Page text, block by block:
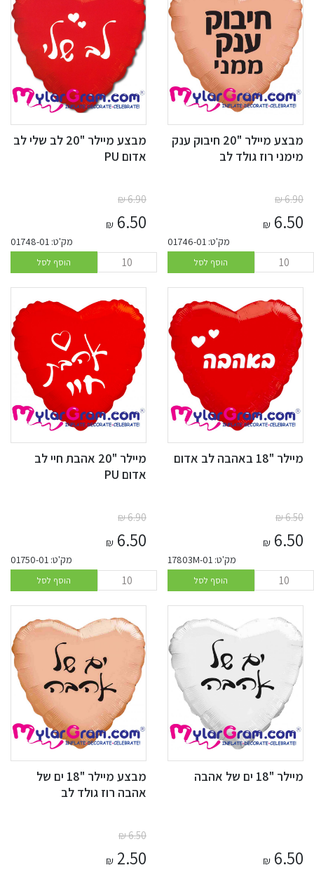
מבצע מיילר "20 חיבוק ענק
מימני רוז גולד לב
6.90
₪
6.50
₪
מק'ט: 01746-01
הוסף לסל
מבצע מיילר "20 לב שלי לב
אדום PU
6.90
₪
6.50
₪
מק'ט: 01748-01
הוסף לסל
מיילר "18 באהבה לב אדום
6.50
₪
6.50
₪
מק'ט: 17803M-01
הוסף לסל
מיילר "20 אהבת חיי לב
אדום PU
6.90
₪
6.50
₪
מק'ט: 01750-01
הוסף לסל
מיילר "18 ים של אהבה
6.50
₪
מבצע מיילר "18 ים של
אהבה רוז גולד לב
6.50
₪
2.50
₪